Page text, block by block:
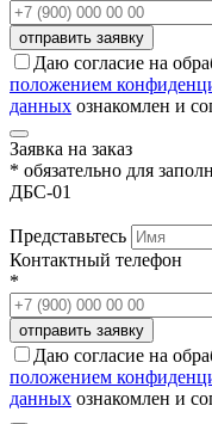
Даю согласие на
положением
данных ознакомлен и
Заявка на заказ
* обязательно для
ДБС-01
Представьтесь
Контактный телефон
*
Даю согласие на
положением
данных ознакомлен и